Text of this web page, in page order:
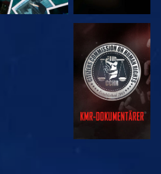
TITTA